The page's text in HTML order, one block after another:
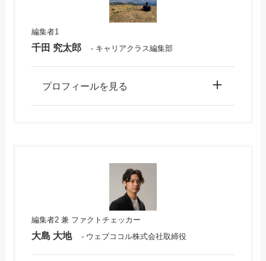
編集者1
千田 究太郎 - キャリアクラス編集部
プロフィールを見る
編集者2 兼 ファクトチェッカー
大島 大地 - ウェブココル株式会社取締役